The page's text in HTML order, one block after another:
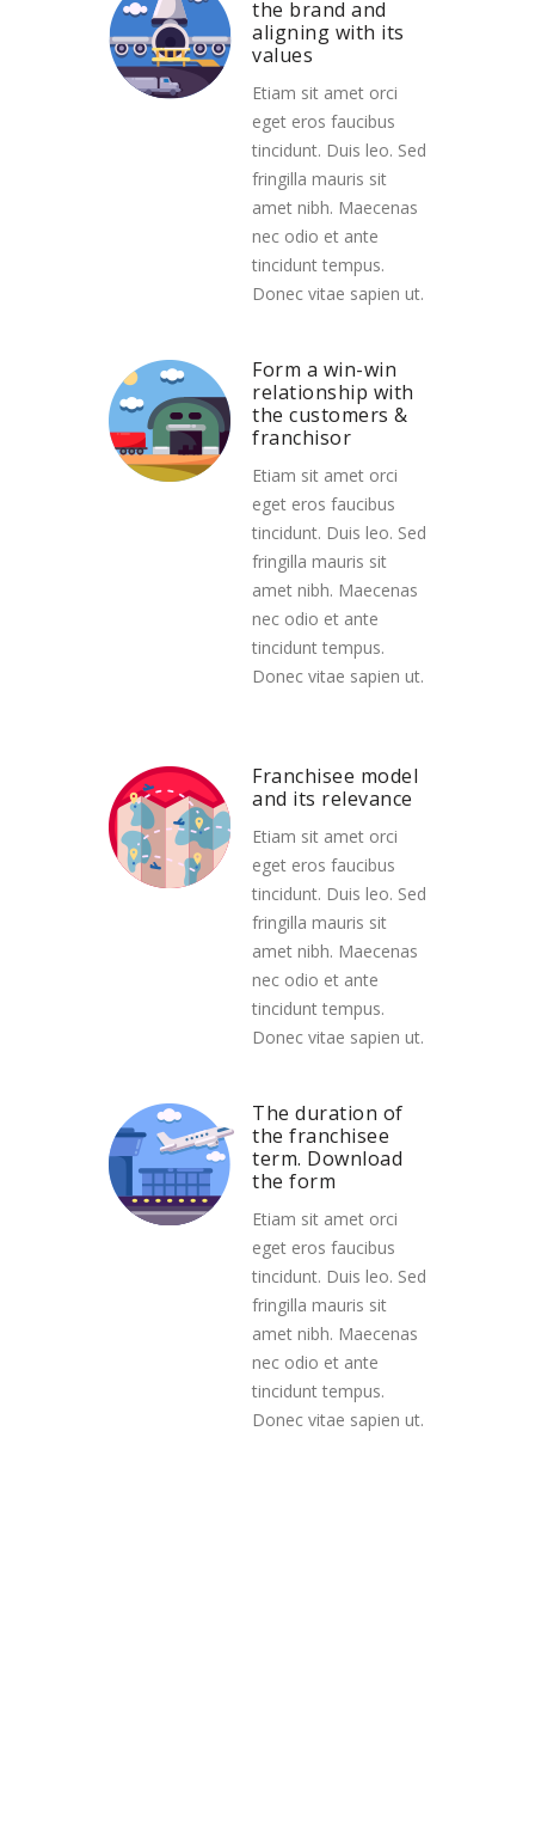
the brand and
aligning with its
values
Etiam sit amet orci
eget eros faucibus
tincidunt. Duis leo. Sed
fringilla mauris sit
amet nibh. Maecenas
nec odio et ante
tincidunt tempus.
Donec vitae sapien ut.
Form a win-win
relationship with
the customers &
franchisor
Etiam sit amet orci
eget eros faucibus
tincidunt. Duis leo. Sed
fringilla mauris sit
amet nibh. Maecenas
nec odio et ante
tincidunt tempus.
Donec vitae sapien ut.
Franchisee model
and its relevance
Etiam sit amet orci
eget eros faucibus
tincidunt. Duis leo. Sed
fringilla mauris sit
amet nibh. Maecenas
nec odio et ante
tincidunt tempus.
Donec vitae sapien ut.
The duration of
the franchisee
term. Download
the form
Etiam sit amet orci
eget eros faucibus
tincidunt. Duis leo. Sed
fringilla mauris sit
amet nibh. Maecenas
nec odio et ante
tincidunt tempus.
Donec vitae sapien ut.